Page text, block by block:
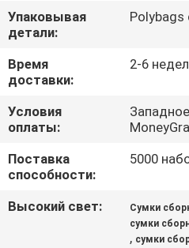
ПРОВЕРКА
КАЧЕСТВА
СВЯЖИТЕСЬ
МЫ
НОВОСТИ
СПРОСИТЕ
Упаковывая
детали:
Polybags
Время
доставки:
2-6
Условия
оплаты:
Поставка
способности:
5000
Высокий свет: Сумки
сумки
, сумки